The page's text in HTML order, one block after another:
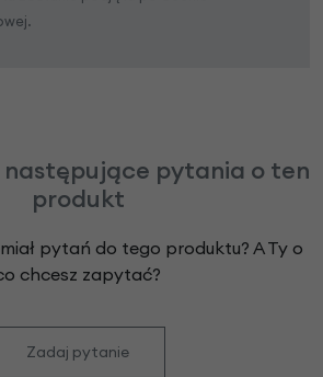
następujące pytania o ten
produkt
pytań do tego produktu? A Ty o
chcesz zapytać?
Zadaj pytanie